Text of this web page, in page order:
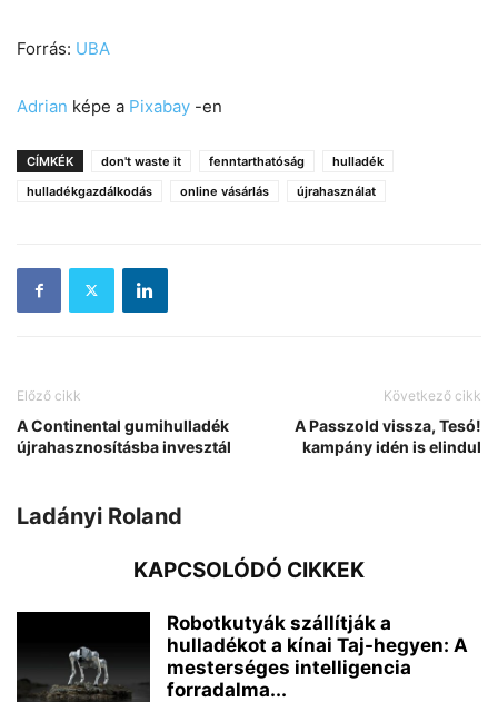
Forrás: UBA
Adrian képe a Pixabay -en
CÍMKÉK don't waste it fenntarthatóság
hulladék
hulladékgazdálkodás
online vásárlás újrahasználat
Előző cikk
A Continental gumihulladék
újrahasznosításba invesztál
Következő cikk
A Passzold vissza, Tesó!
kampány idén is elindul
Ladányi Roland
KAPCSOLÓDÓ CIKKEK
Robotkutyák szállítják a
hulladékot a kínai Taj-hegyen: A
mesterséges intelligencia
forradalma...